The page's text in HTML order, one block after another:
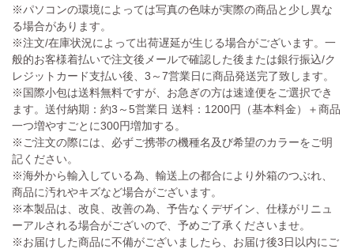
※パソコンの環境によっては写真の色味が実際の商品と少し異な
る場合があります。
※注文/在庫状況によって出荷遅延が生じる場合がございます。一
般的お客様着払いで注文後メールで確認した後または銀行振込/ク
レジットカード支払い後、3～7営業日に商品発送完了致します。
※国際小包は送料無料ですが、お急ぎの方は速達便をご選択でき
ます。送付納期：約3～5営業日 送料：1200円（基本料金）＋商品
一つ増やすごとに300円増加する。
※ご注文の際には、必ずご携帯の機種名及び希望のカラーをご明
記ください。
※海外から輸入している為、輸送上の都合により外箱のつぶれ、
商品に汚れやキズなど場合がございます。
※本製品は、改良、改善の為、予告なくデザイン、仕様がリニュ
ーアルされる場合がございので、予めご了承くださいませ。
※お届けした商品に不備がございましたら、お届け後3日以内にご